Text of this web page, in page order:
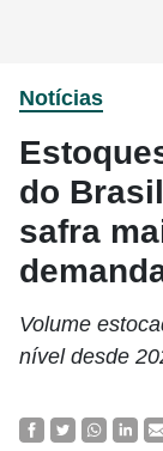
Notícias
do
safra
Volume
nível desde